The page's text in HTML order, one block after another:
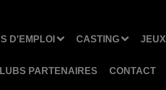
D'EMPLOI CASTING JEUX
PARTENAIRES CONTACT